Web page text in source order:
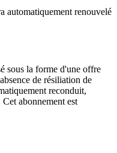
automatiquement renouvelé
sous la forme d'une offre
de résiliation de
reconduit,
abonnement est